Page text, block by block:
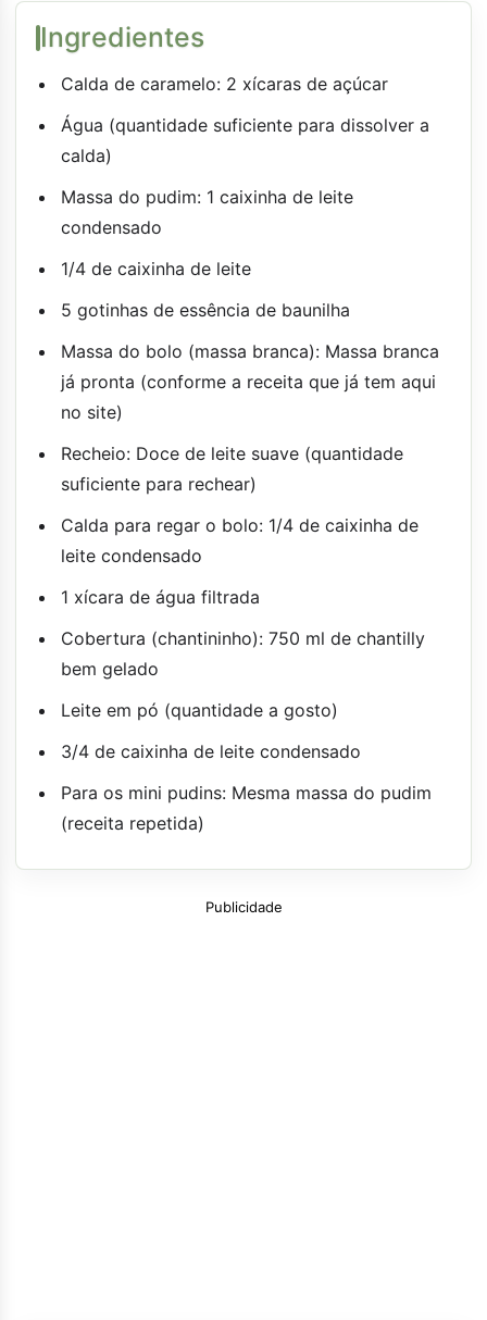
Ingredientes
Calda de caramelo: 2 xícaras de açúcar
Água (quantidade suficiente para dissolver a
calda)
Massa do pudim: 1 caixinha de leite
condensado
1/4 de caixinha de leite
5 gotinhas de essência de baunilha
Massa do bolo (massa branca): Massa branca
já pronta (conforme a receita que já tem aqui
no site)
Recheio: Doce de leite suave (quantidade
suficiente para rechear)
Calda para regar o bolo: 1/4 de caixinha de
leite condensado
1 xícara de água filtrada
Cobertura (chantininho): 750 ml de chantilly
bem gelado
Leite em pó (quantidade a gosto)
3/4 de caixinha de leite condensado
Para os mini pudins: Mesma massa do pudim
(receita repetida)
Publicidade